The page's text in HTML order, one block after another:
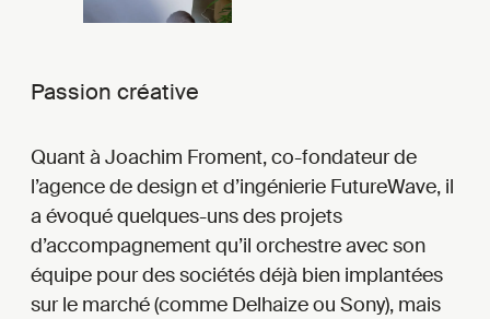
Passion créative
Quant à Joachim Froment, co-fondateur de
l’agence de design et d’ingénierie FutureWave, il
a évoqué quelques-uns des projets
d’accompagnement qu’il orchestre avec son
équipe pour des sociétés déjà bien implantées
sur le marché (comme Delhaize ou Sony), mais